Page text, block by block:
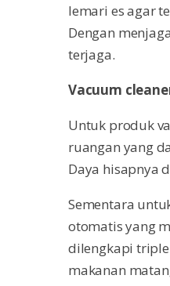
lemari es agar
Dengan
terjaga.
Vacuum
Untuk produk
ruangan yang
Daya hisapnya
Sementara
otomatis yang
dilengkapi
makanan